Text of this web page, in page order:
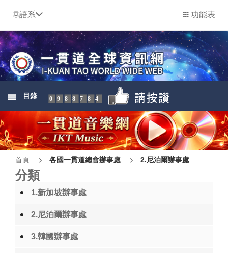
語系 功能表
目錄 0988784
首頁 各國一貫道總會辦事處 2.尼泊爾辦事處
分類
1.新加坡辦事處
2.尼泊爾辦事處
3.韓國辦事處